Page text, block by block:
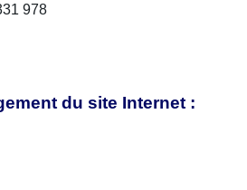
978
du site Internet :